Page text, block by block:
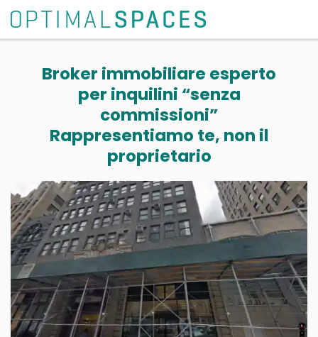
Broker immobiliare esperto
per inquilini “senza
commissioni”
Rappresentiamo te, non il
proprietario